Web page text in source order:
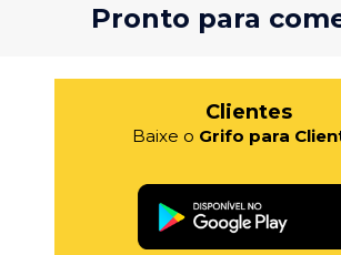
Pronto para
Clientes
Baixe o Grifo para